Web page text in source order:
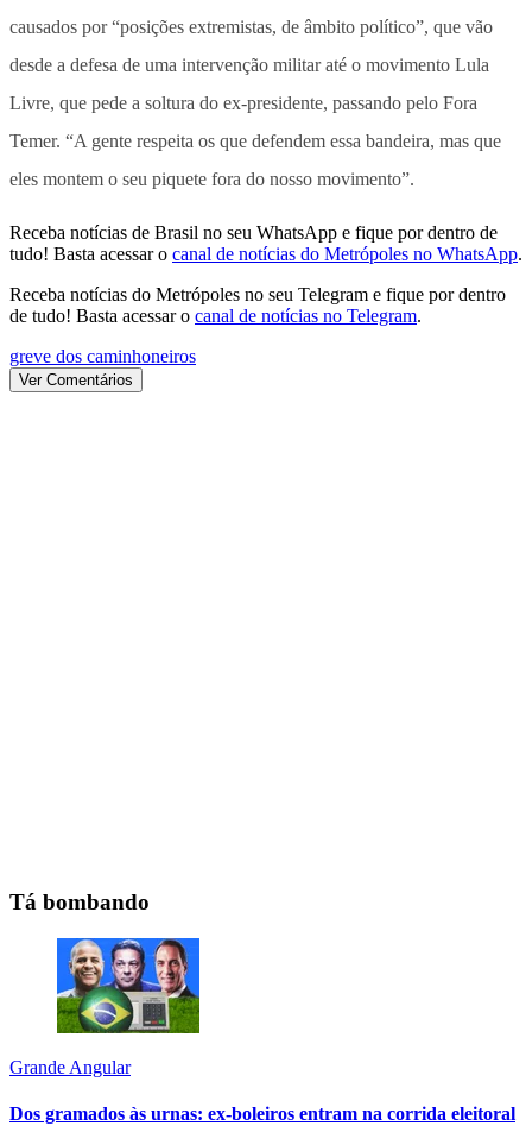
causados por “posições extremistas, de âmbito político”, que vão
desde a defesa de uma intervenção militar até o movimento Lula
Livre, que pede a soltura do ex-presidente, passando pelo Fora
Temer. “A gente respeita os que defendem essa bandeira, mas que
eles montem o seu piquete fora do nosso movimento”.
Receba notícias de Brasil no seu WhatsApp e fique por dentro de
tudo! Basta acessar o canal de notícias do Metrópoles no WhatsApp.
Receba notícias do Metrópoles no seu Telegram e fique por dentro
de tudo! Basta acessar o canal de notícias no Telegram.
greve dos caminhoneiros
Ver Comentários
Tá bombando
Grande Angular
Dos gramados às urnas: ex-boleiros entram na corrida eleitoral